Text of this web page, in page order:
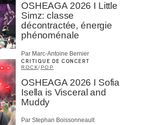
OSHEAGA 2026 I Little
Simz: classe
décontractée, énergie
phénoménale
Par Marc-Antoine Bernier
CRITIQUE DE CONCERT
ROCK/POP
OSHEAGA 2026 I Sofia
Isella is Visceral and
Muddy
Par Stephan Boissonneault